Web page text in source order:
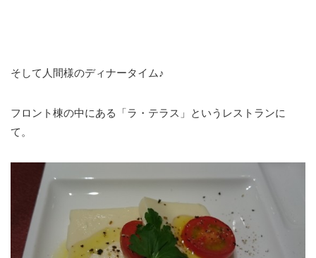
そして人間様のディナータイム♪
フロント棟の中にある「ラ・テラス」というレストランに
て。